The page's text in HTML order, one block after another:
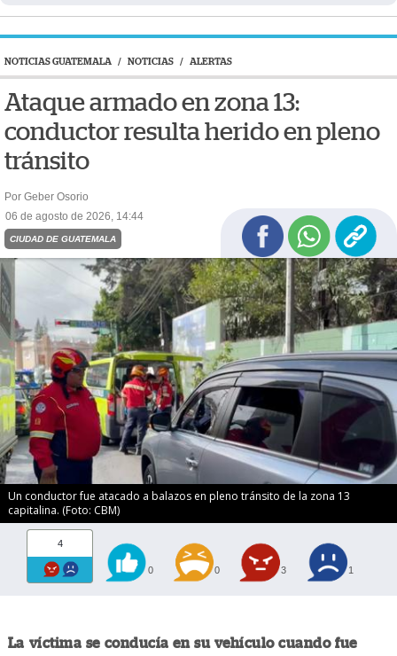
NOTICIAS GUATEMALA / NOTICIAS / ALERTAS
Ataque armado en zona 13:
conductor resulta herido en pleno
tránsito
Por Geber Osorio
06 de agosto de 2026, 14:44
CIUDAD DE GUATEMALA
Un conductor fue atacado a balazos en pleno tránsito de la zona 13
capitalina. (Foto: CBM)
4
0 0 3 1
La víctima se conducía en su vehículo cuando fue